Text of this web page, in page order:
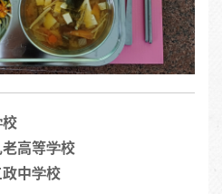
老高等学校
政中学校